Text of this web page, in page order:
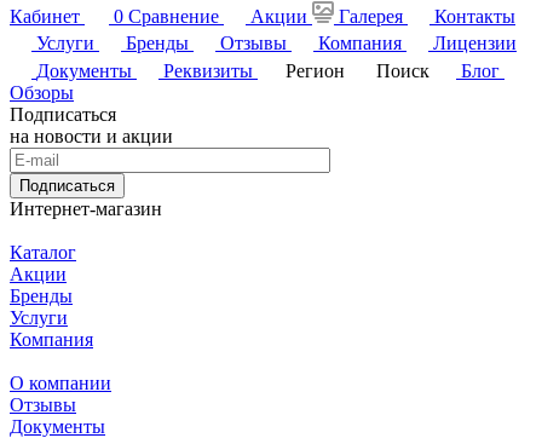
Кабинет
0 Сравнение Акции Галерея
Контакты
Услуги
Бренды Отзывы Компания
Лицензии
Документы
Реквизиты Регион Поиск
Блог
Обзоры
Подписаться
на новости и акции
Подписаться
Интернет-магазин
Каталог
Акции
Бренды
Услуги
Компания
О компании
Отзывы
Документы